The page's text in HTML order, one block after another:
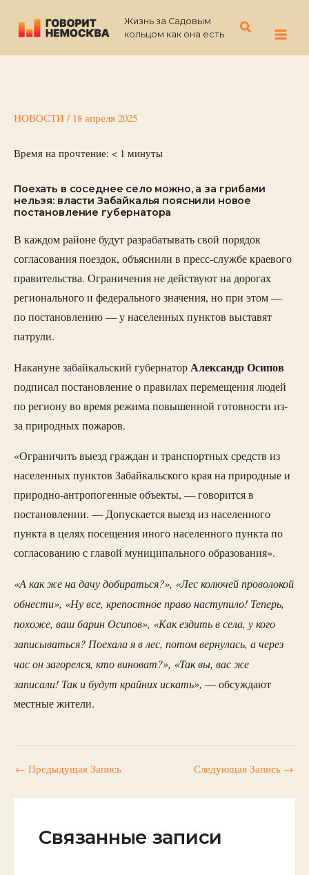
содержимому
Жизнь за Садовым
кольцом как она есть
Поиск
НОВОСТИ / 18 апреля 2025
Время на прочтение: < 1 минуты
Поехать в соседнее село можно, а за грибами
нельзя: власти Забайкалья пояснили новое
постановление губернатора
В каждом районе будут разрабатывать свой порядок
согласования поездок, объяснили в пресс-службе краевого
правительства. Ограничения не действуют на дорогах
регионального и федерального значения, но при этом —
по постановлению — у населенных пунктов выставят
патрули.
Накануне забайкальский губернаторАлександр Осипов
подписал постановление о правилах перемещения людей
по региону во время режима повышенной готовности из-
за природных пожаров.
«Ограничить выезд граждан и транспортных средств из
населенных пунктов Забайкальского края на природные и
природно-антропогенные объекты, — говорится в
постановлении. — Допускается выезд из населенного
пункта в целях посещения иного населенного пункта по
согласованию с главой муниципального образования».
«А как же на дачу добираться?», «Лес колючей проволокой
обнести», «Ну все, крепостное право наступило! Теперь,
похоже, ваш барин Осипов», «Как ездить в села, у кого
записываться? Поехала я в лес, потом вернулась, а через
час он загорелся, кто виноват?», «Так вы, вас же
записали! Так и будут крайних искать», — обсуждают
местные жители.
← Предыдущая Запись Следующая Запись →
Связанные записи